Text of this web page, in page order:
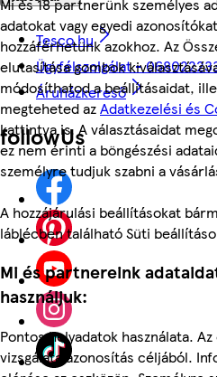
adatokat vagy egyedi
hozzáférhetünk azokhoz. Az
elutasítása gombok
módosíthatod a beállításaidat,
megteheted azAdatkezelési és
kattintva is. A választásaidat
ez nem érinti a böngészési
személyre tudjuk szabni a
A hozzájárulási beállításokat
láblécben található Süti
Mi és partnereink
használjuk:
Pontos helyadatok használata.
vizsgálata azonosítás céljából.
Tesco.hu
Ügyfélszolgálat -
Áruházkereső
followUs